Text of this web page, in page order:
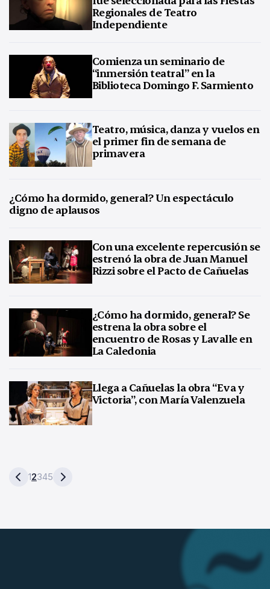
Regionales de Teatro
Independiente
Comienza un seminario de
“inmersión teatral” en la
Biblioteca Domingo F. Sarmiento
Teatro, música, danza y vuelos en
el primer fin de semana de
primavera
¿Cómo ha dormido, general? Un espectáculo
digno de aplausos
Con una excelente repercusión se
estrenó la obra de Juan Manuel
Rizzi sobre el Pacto de Cañuelas
¿Cómo ha dormido, general? Se
estrena la obra sobre el
encuentro de Rosas y Lavalle en
La Caledonia
Llega a Cañuelas la obra “Eva y
Victoria”, con María Valenzuela
12345